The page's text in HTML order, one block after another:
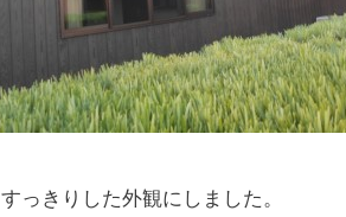
すっきりした外観にしました。